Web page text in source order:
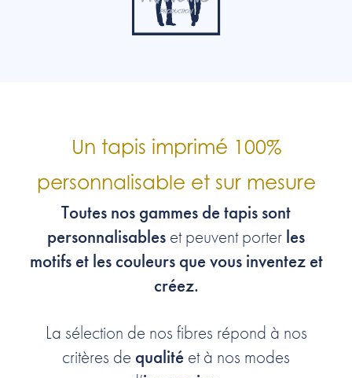
Un tapis imprimé 100%
personnalisable et sur mesure
Toutes nos gammes de tapis sont
personnalisables et peuvent porter les
motifs et les couleurs que vous inventez et
créez.
La sélection de nos fibres répond à nos
critères de qualité et à nos modes